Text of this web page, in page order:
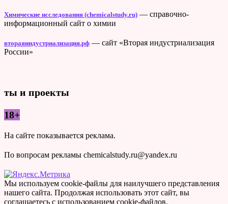
Химические исследования (chemicalstudy.ru) — справочно-
информационный сайт о химии
втораяиндустриализация.рф — сайт «Вторая индустриализация
России»
ты и проекты
18+
На сайте показывается реклама.
По вопросам рекламы chemicalstudy.ru@yandex.ru
Мы используем cookie-файлы для наилучшего представления
нашего сайта. Продолжая использовать этот сайт, вы
соглашаетесь с использованием cookie-файлов.